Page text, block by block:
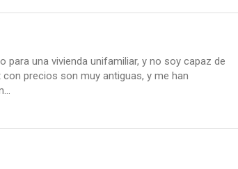
para una vivienda unifamiliar, y no soy capaz de
precios son muy antiguas, y me han